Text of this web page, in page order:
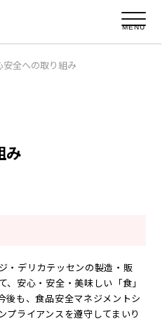
MENU
安全への取り組み
み
・デリカテッセンの製造・販
安心・安全・美味しい「食」
後も、食品安全マネジメントシ
プライアンスを遵守してまいり